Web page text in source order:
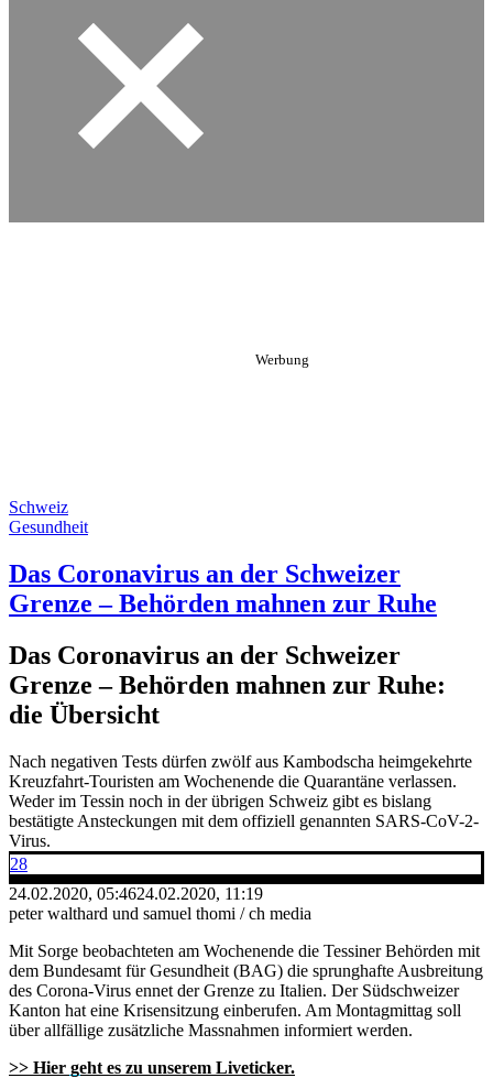
Schweiz
Gesundheit
Das Coronavirus an der Schweizer
Grenze – Behörden mahnen zur Ruhe
Das Coronavirus an der Schweizer
Grenze – Behörden mahnen zur Ruhe:
die Übersicht
Nach negativen Tests dürfen zwölf aus Kambodscha heimgekehrte
Kreuzfahrt-Touristen am Wochenende die Quarantäne verlassen.
Weder im Tessin noch in der übrigen Schweiz gibt es bislang
bestätigte Ansteckungen mit dem offiziell genannten SARS-CoV-2-
Virus.
28
24.02.2020, 05:4624.02.2020, 11:19
peter walthard und samuel thomi / ch media
Mit Sorge beobachteten am Wochenende die Tessiner Behörden mit
dem Bundesamt für Gesundheit (BAG) die sprunghafte Ausbreitung
des Corona-Virus ennet der Grenze zu Italien. Der Südschweizer
Kanton hat eine Krisensitzung einberufen. Am Montagmittag soll
über allfällige zusätzliche Massnahmen informiert werden.
>> Hier geht es zu unserem Liveticker.